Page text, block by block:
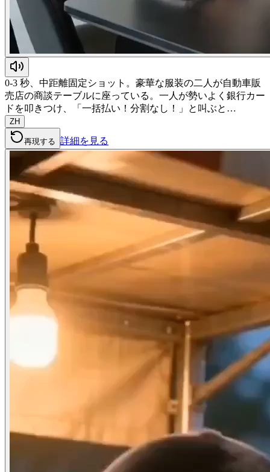
0-3 秒、中距離固定ショット。豪華な服装の二人が自動車販
売店の商談テーブルに座っている。一人が勢いよく銀行カー
ドを叩きつけ、「一括払い！分割なし！」と叫ぶと…
ZH
再現する 詳細を見る